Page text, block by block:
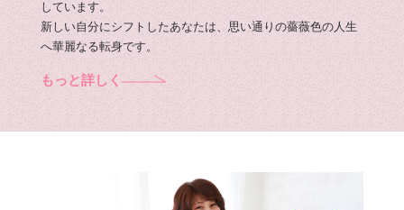
しています。
新しい自分にシフトしたあなたは、思い通りの薔薇色の人生
へ華麗なる転身です。
もっと詳しく